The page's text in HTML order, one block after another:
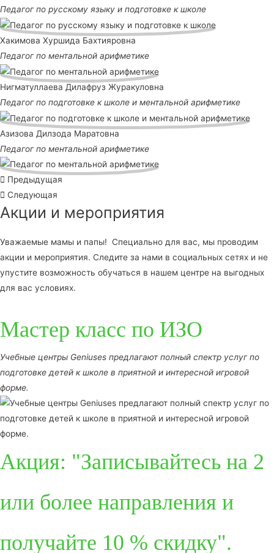
Педагог по русскому языку и подготовке к школе
Хакимова Хуршида Бахтияровна
Педагог по ментальной арифметике
Нигматуллаева Дилафруз Журакуловна
Педагог по подготовке к школе и ментальной арифметике
Азизова Дилзода Маратовна
Педагог по ментальной арифметике
Предыдущая
Следующая
Акции и мероприятия
Уважаемые мамы и папы! Специально для вас, мы проводим
акции и мероприятия. Следите за нами в социальных сетях и не
упустите возможность обучаться в нашем центре на выгодных
для вас условиях.
Мастер класс по ИЗО
Учебные центры Geniuses предлагают полный спектр услуг по
подготовке детей к школе в приятной и интересной игровой
форме.
Акция: "Записывайтесь на 2
или более направления и
получайте 10 % скидку".